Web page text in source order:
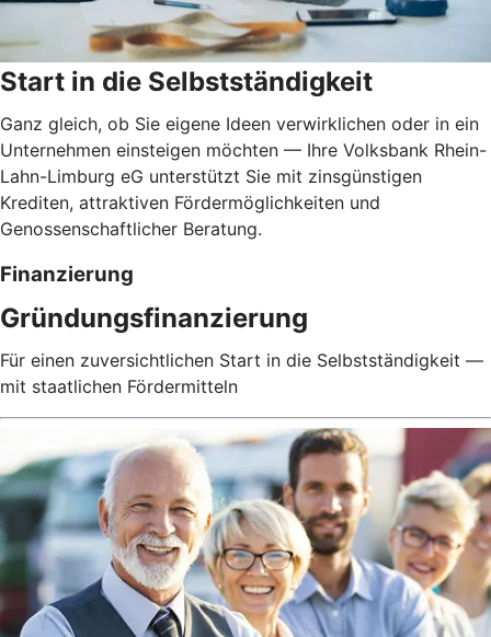
Start in die Selbstständigkeit
Ganz gleich, ob Sie eigene Ideen verwirklichen oder in ein
Unternehmen einsteigen möchten — Ihre Volksbank Rhein-
Lahn-Limburg eG unterstützt Sie mit zinsgünstigen
Krediten, attraktiven Fördermöglichkeiten und
Genossenschaftlicher Beratung.
Finanzierung
Gründungsfinanzierung
Für einen zuversichtlichen Start in die Selbstständigkeit —
mit staatlichen Fördermitteln